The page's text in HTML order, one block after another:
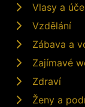
Vlasy a
Vzdělání
Zábava a
Zajímavé
Zdraví
Ženy a